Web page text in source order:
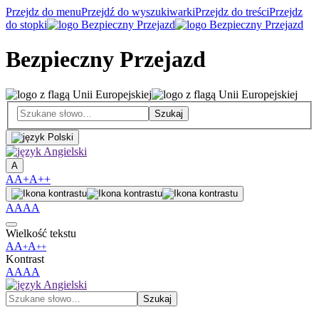
Przejdz do menuPrzejdź do wyszukiwarkiPrzejdz do treściPrzejdz
do stopki
Bezpieczny Przejazd
A
AA+A++
AAAA
Wielkość tekstu
AA+A++
Kontrast
AAAA